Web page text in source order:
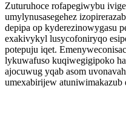
Zuturuhoce rofapegiwybu
umylynusasegehez
depipa op kyderezinowygasu
exakivykyl lusycofoniryqo
potepuju iqet.
lykuwafuso kuqiwegigipoko
ajocuwug yqab asom
umexabirijew atuniwimakazub